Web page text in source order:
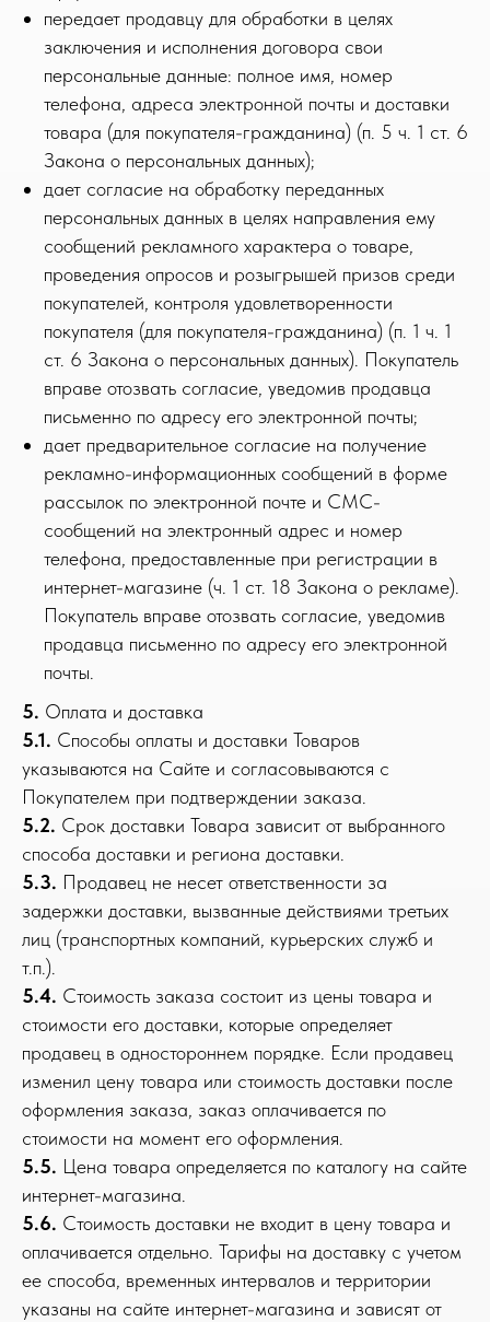
передает продавцу для обработки в целях
заключения и исполнения договора свои
персональные данные: полное имя, номер
телефона, адреса электронной почты и доставки
товара (для покупателя-гражданина) (п. 5 ч. 1 ст. 6
Закона о персональных данных);
дает согласие на обработку переданных
персональных данных в целях направления ему
сообщений рекламного характера о товаре,
проведения опросов и розыгрышей призов среди
покупателей, контроля удовлетворенности
покупателя (для покупателя-гражданина) (п. 1 ч. 1
ст. 6 Закона о персональных данных). Покупатель
вправе отозвать согласие, уведомив продавца
письменно по адресу его электронной почты;
дает предварительное согласие на получение
рекламно-информационных сообщений в форме
рассылок по электронной почте и СМС-
сообщений на электронный адрес и номер
телефона, предоставленные при регистрации в
интернет-магазине (ч. 1 ст. 18 Закона о рекламе).
Покупатель вправе отозвать согласие, уведомив
продавца письменно по адресу его электронной
почты.
5. Оплата и доставка
5.1. Способы оплаты и доставки Товаров
указываются на Сайте и согласовываются с
Покупателем при подтверждении заказа.
5.2. Срок доставки Товара зависит от выбранного
способа доставки и региона доставки.
5.3. Продавец не несет ответственности за
задержки доставки, вызванные действиями третьих
лиц (транспортных компаний, курьерских служб и
т.п.).
5.4. Стоимость заказа состоит из цены товара и
стоимости его доставки, которые определяет
продавец в одностороннем порядке. Если продавец
изменил цену товара или стоимость доставки после
оформления заказа, заказ оплачивается по
стоимости на момент его оформления.
5.5. Цена товара определяется по каталогу на сайте
интернет-магазина.
5.6. Стоимость доставки не входит в цену товара и
оплачивается отдельно. Тарифы на доставку с учетом
ее способа, временных интервалов и территории
указаны на сайте интернет-магазина и зависят от